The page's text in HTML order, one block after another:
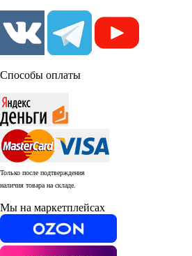
Способы оплаты
Только после подтверждения
наличия товара на складе.
Мы на маркетплейсах